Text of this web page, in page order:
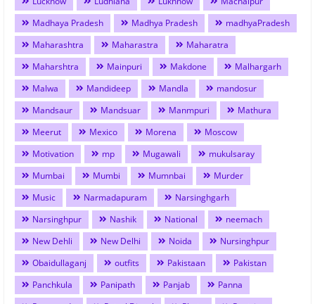
Madhaya Pradesh
Madhya Pradesh
madhyaPradesh
Maharashtra
Maharastra
Maharatra
Maharshtra
Mainpuri Makdone
Malhargarh
Malwa
Mandideep Mandla
mandosur
Mandsaur
Mandsuar Manmpuri
Mathura
Meerut
Mexico Morena
Moscow
Motivation
mp Mugawali
mukulsaray
Mumbai
Mumbi Mumnbai
Murder
Music
Narmadapuram
Narsinghgarh
Narsinghpur
Nashik National
neemach
New Dehli
New Delhi Noida
Nursinghpur
Obaidullaganj
outfits Pakistaan
Pakistan
Panchkula
Panipath Panjab
Panna